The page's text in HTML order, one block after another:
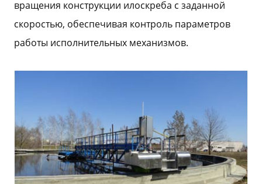
вращения конструкции илоскреба с заданной
скоростью, обеспечивая контроль параметров
работы исполнительных механизмов.